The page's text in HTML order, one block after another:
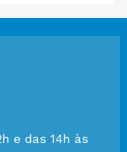
e das 14h às